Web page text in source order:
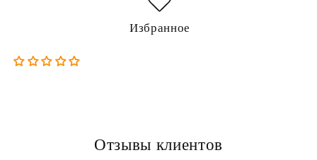
Избранное
Отзывы клиентов